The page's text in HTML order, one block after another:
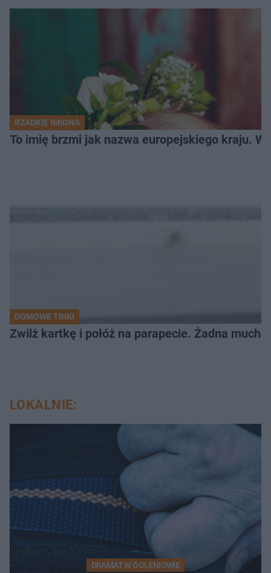
RZADKIE IMIONA
To imię brzmi jak nazwa europejskiego kraju.
DOMOWE TRIKI
Zwilż kartkę i połóż na parapecie. Żadna
LOKALNIE:
DRAMAT W GOLENIOWIE